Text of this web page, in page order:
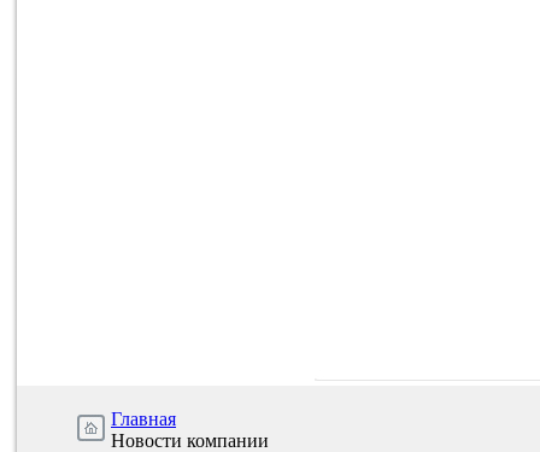
Главная
Новости компании